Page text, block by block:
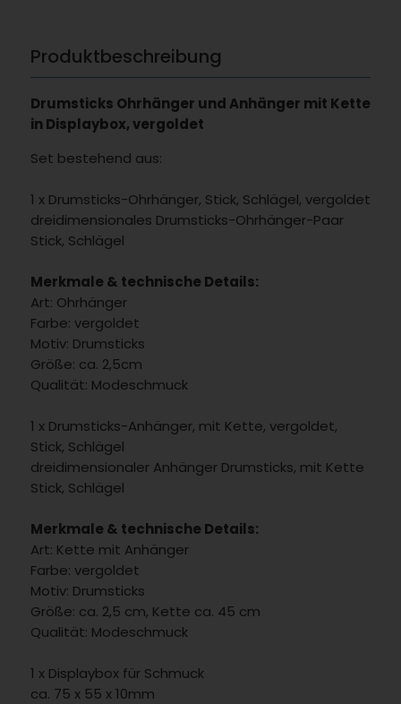
Produktbeschreibung
Drumsticks Ohrhänger und Anhänger mit Kette
in Displaybox, vergoldet
Set bestehend aus:
1 x Drumsticks-Ohrhänger, Stick, Schlägel, vergoldet
dreidimensionales Drumsticks-Ohrhänger-Paar
Stick, Schlägel
Merkmale & technische Details:
Art: Ohrhänger
Farbe: vergoldet
Motiv: Drumsticks
Größe: ca. 2,5cm
Qualität: Modeschmuck
1 x Drumsticks-Anhänger, mit Kette, vergoldet,
Stick, Schlägel
dreidimensionaler Anhänger Drumsticks, mit Kette
Stick, Schlägel
Merkmale & technische Details:
Art: Kette mit Anhänger
Farbe: vergoldet
Motiv: Drumsticks
Größe: ca. 2,5 cm, Kette ca. 45 cm
Qualität: Modeschmuck
1 x Displaybox für Schmuck
ca. 75 x 55 x 10mm